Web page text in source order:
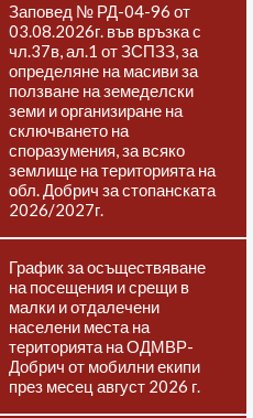
Заповед № РД-04-96 от
03.08.2026г. във връзка с
чл.37в, ал.1 от ЗСПЗЗ, за
определяне на масиви за
ползване на земеделски
земи и организиране на
сключването на
споразумения, за всяко
землище на територията на
обл. Добрич за стопанската
2026/2027г.
График за осъществяване
на посещения и срещи в
малки и отдалечени
населени места на
територията на ОДМВР-
Добрич от мобилни екипи
през месец август 2026 г.